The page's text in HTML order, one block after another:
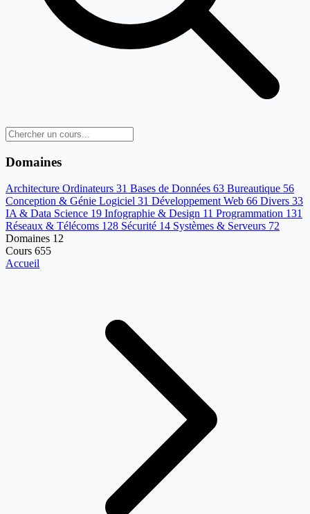
Domaines
Architecture Ordinateurs 31 Bases de Données 63 Bureautique 56
Conception & Génie Logiciel 31 Développement Web 66 Divers 33
IA & Data Science 19 Infographie & Design 11 Programmation 131
Réseaux & Télécoms 128 Sécurité 14 Systèmes & Serveurs 72
Domaines 12
Cours 655
Accueil